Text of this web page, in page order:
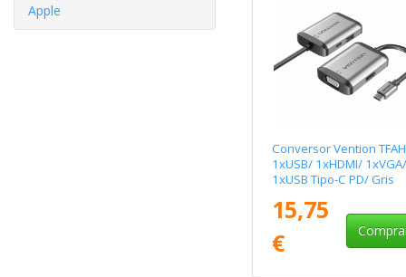
Apple
Conversor Vention
1xUSB/ 1xHDMI/ 1xVGA/
1xUSB Tipo-C PD/ Gris
15,75
€